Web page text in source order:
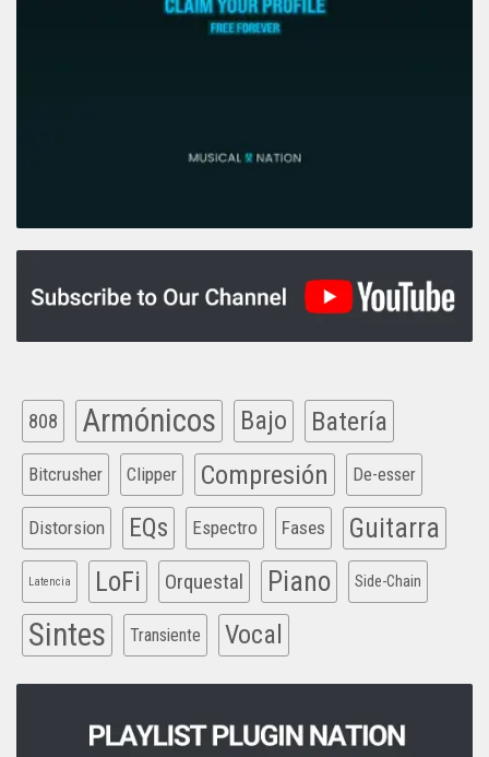
808 Armónicos Bajo Batería
Bitcrusher Clipper Compresión De-esser
Distorsion EQs Espectro Fases Guitarra
Latencia LoFi Orquestal Piano Side-Chain
Sintes Transiente Vocal